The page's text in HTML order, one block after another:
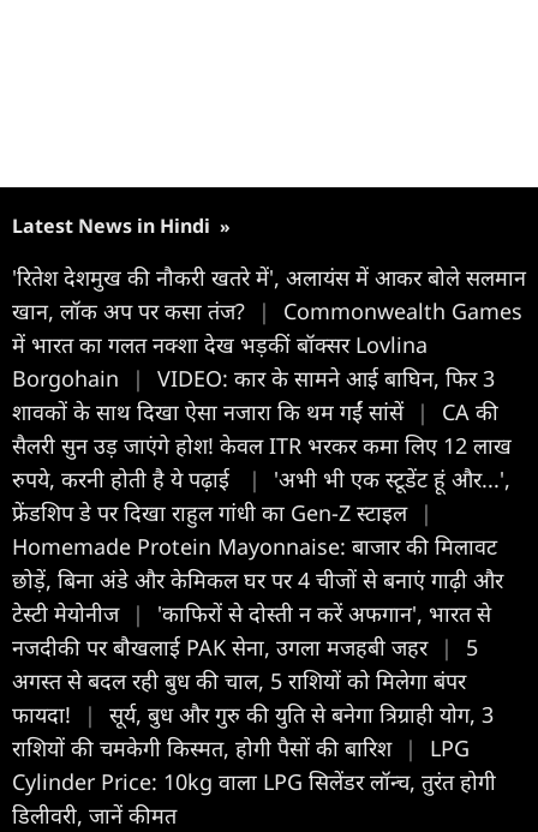
Latest News in Hindi »
'रितेश देशमुख की नौकरी खतरे में', अलायंस में आकर बोले सलमान
खान, लॉक अप पर कसा तंज?
|
Commonwealth Games
में भारत का गलत नक्शा देख भड़कीं बॉक्सर Lovlina
Borgohain
|
VIDEO: कार के सामने आई बाघिन, फिर 3
शावकों के साथ दिखा ऐसा नजारा कि थम गईं सांसें |
CA की
सैलरी सुन उड़ जाएंगे होश! केवल ITR भरकर कमा लिए 12 लाख
रुपये, करनी होती है ये पढ़ाई
|
'अभी भी एक स्टूडेंट हूं और...',
फ्रेंडशिप डे पर दिखा राहुल गांधी का Gen-Z स्टाइल |
Homemade Protein Mayonnaise: बाजार की मिलावट
छोड़ें, बिना अंडे और केमिकल घर पर 4 चीजों से बनाएं गाढ़ी और
टेस्टी मेयोनीज |
'काफिरों से दोस्ती न करें अफगान', भारत से
नजदीकी पर बौखलाई PAK सेना, उगला मजहबी जहर |
5
अगस्त से बदल रही बुध की चाल, 5 राशियों को मिलेगा बंपर
फायदा!
|
सूर्य, बुध और गुरु की युति से बनेगा त्रिग्राही योग, 3
राशियों की चमकेगी किस्मत, होगी पैसों की बारिश |
LPG
Cylinder Price: 10kg वाला LPG सिलेंडर लॉन्‍च, तुरंत होगी
डिलीवरी, जानें कीमत